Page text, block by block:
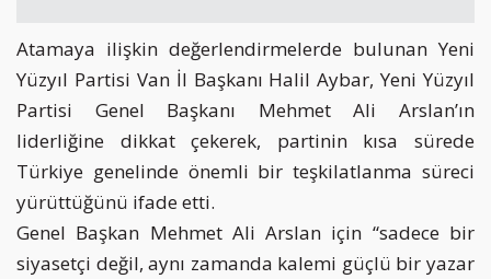
Atamaya ilişkin değerlendirmelerde bulunan Yeni
Yüzyıl Partisi Van İl Başkanı Halil Aybar, Yeni Yüzyıl
Partisi Genel Başkanı Mehmet Ali Arslan’ın
liderliğine dikkat çekerek, partinin kısa sürede
Türkiye genelinde önemli bir teşkilatlanma süreci
yürüttüğünü ifade etti.
Genel Başkan Mehmet Ali Arslan için “sadece bir
siyasetçi değil, aynı zamanda kalemi güçlü bir yazar